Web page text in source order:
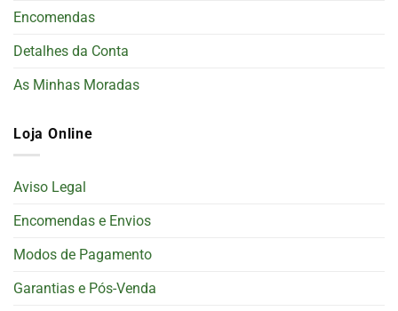
Encomendas
Detalhes da Conta
As Minhas Moradas
Loja Online
Aviso Legal
Encomendas e Envios
Modos de Pagamento
Garantias e Pós-Venda